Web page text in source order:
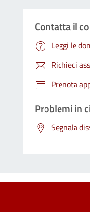
Contatta il
Leggi le
Richiedi
Prenota
Problemi in
Segnala